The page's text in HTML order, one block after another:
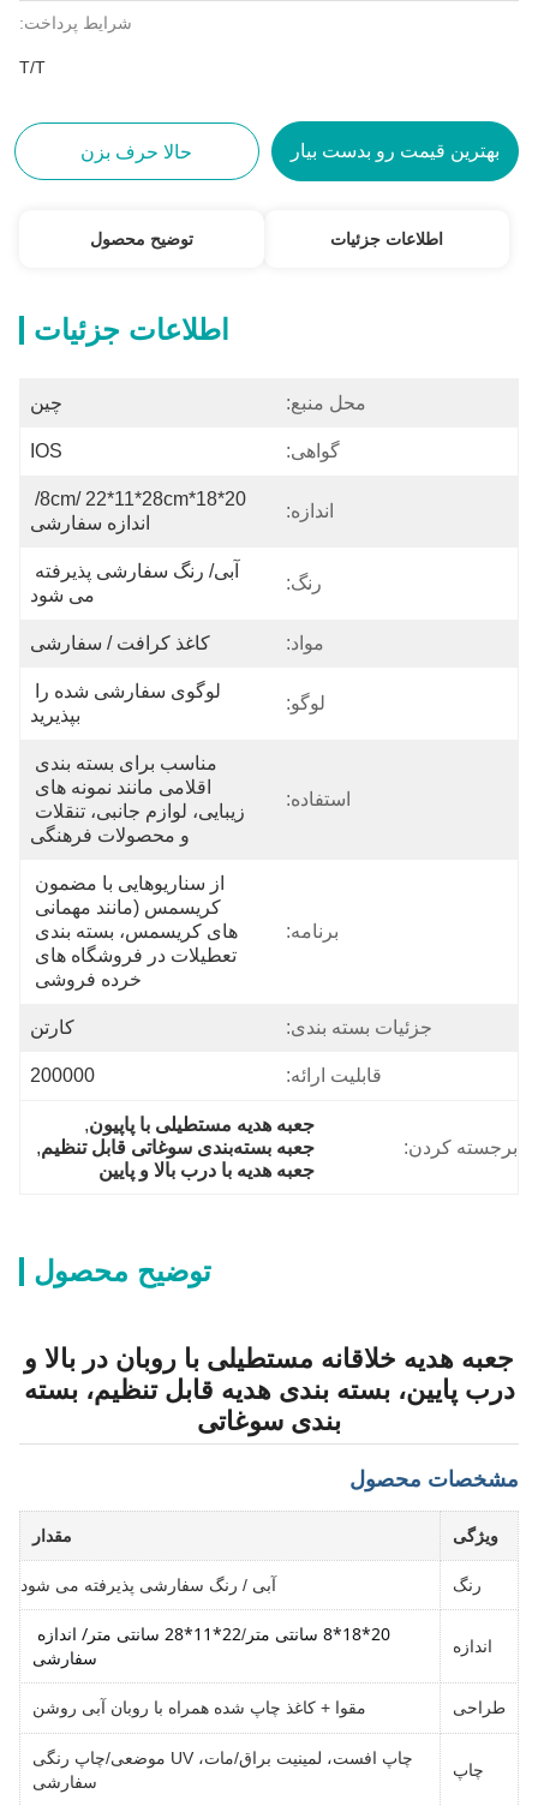
شرایط پرداخت:
T/T
بهترین قیمت رو بدست بیار حالا حرف بزن
اطلاعات جزئیات توضیح محصول
اطلاعات جزئیات
محل منبع: چین
گواهی: IOS
اندازه:
اندازه سفارشی
رنگ:
می شود
مواد: کاغذ کرافت / سفارشی
لوگو:
بپذیرید
استفاده:
و محصولات فرهنگی
برنامه:
خرده فروشی
جزئیات بسته بندی: کارتن
قابلیت ارائه: 200000
برجسته کردن:
جعبه هدیه مستطیلی با پاپیون,
جعبه بسته‌بندی سوغاتی قابل تنظیم
,
جعبه هدیه با درب بالا و پایین
توضیح محصول
جعبه هدیه خلاقانه مستطیلی با روبان در بالا و
درب پایین، بسته بندی هدیه قابل تنظیم، بسته
بندی سوغاتی
مشخصات محصول
ویژگی مقدار
رنگ آبی / رنگ سفارشی پذیرفته می شود
اندازه
20*18*8 سانتی متر /22*11*28 سانتی متر
سفارشی
طراحی مقوا + کاغذ چاپ شده همراه با روبان آبی روشن
چاپ
چاپ افست، لمینیت براق/مات، UV موضعی/چاپ رنگی
سفارشی